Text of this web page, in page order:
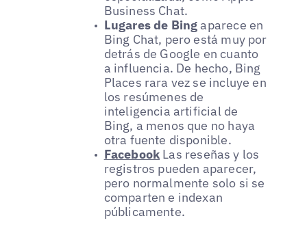
Business Chat.
Lugares de Bingaparece en
Bing Chat, pero está muy por
detrás de Google en cuanto
a influencia. De hecho, Bing
Places rara vez se incluye en
los resúmenes de
inteligencia artificial de
Bing, a menos que no haya
otra fuente disponible.
Facebook Las reseñas y los
registros pueden aparecer,
pero normalmente solo si se
comparten e indexan
públicamente.